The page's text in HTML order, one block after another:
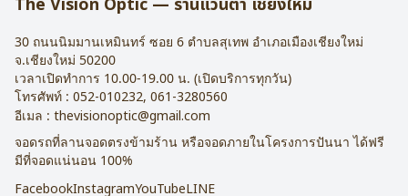
The Vision Optic — ร้านแว่นตา เชียงใหม่
30 ถนนนิมมานเหมินทร์ ซอย 6 ตำบลสุเทพ อำเภอเมืองเชียงใหม่
จ.เชียงใหม่ 50200
เวลาเปิดทำการ 10.00-19.00 น. (เปิดบริการทุกวัน)
โทรศัพท์ : 052-010232, 061-3280560
อีเมล : thevisionoptic@gmail.com
จอดรถที่ลานจอดตรงข้ามร้าน หรือจอดภายในโครงการปันนา ได้ฟรี
มีที่จอดแน่นอน 100%
FacebookInstagramYouTubeLINE